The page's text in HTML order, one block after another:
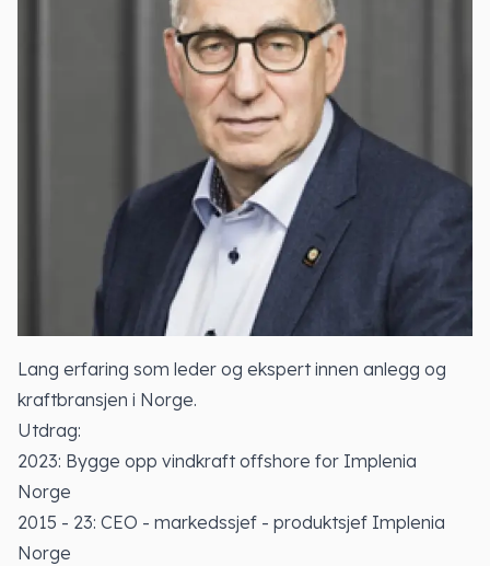
Lang erfaring som leder og ekspert innen anlegg og
kraftbransjen i Norge.
Utdrag:
2023: Bygge opp vindkraft offshore for Implenia
Norge
2015 - 23: CEO - markedssjef - produktsjef Implenia
Norge